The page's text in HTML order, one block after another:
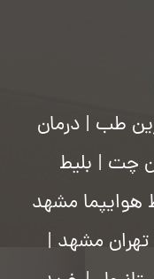
طب |درمان
چت | بلیط
هوایپما مشهد
تهران مشهد |